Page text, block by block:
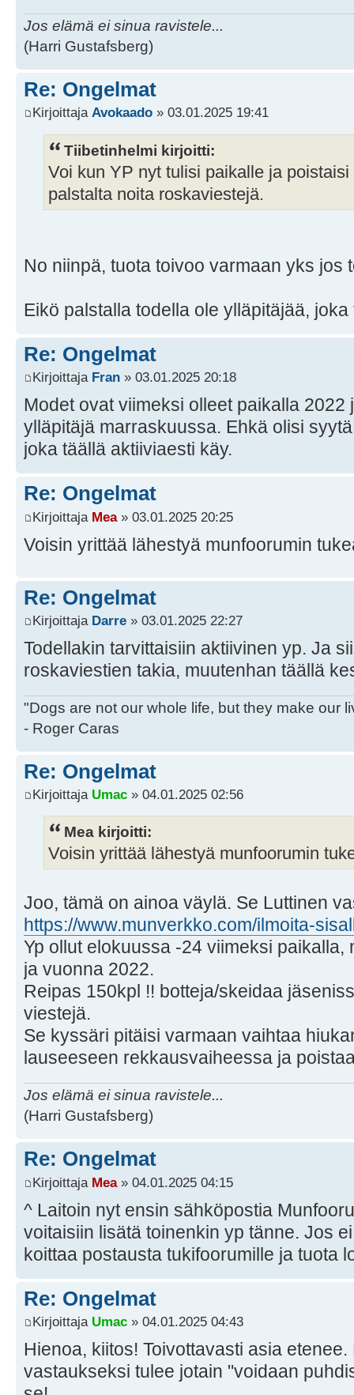
Jos elämä ei sinua ravistele...
(Harri Gustafsberg)
Re: Ongelmat
Kirjoittaja Avokaado » 03.01.2025 19:41
Tiibetinhelmi kirjoitti:
Voi kun YP nyt tulisi paikalle ja
palstalta noita roskaviestejä.
No niinpä, tuota toivoo varmaan yks jos
Eikö palstalla todella ole ylläpitäjää,
Re: Ongelmat
Kirjoittaja Fran » 03.01.2025 20:18
Modet ovat viimeksi olleet paikalla
ylläpitäjä marraskuussa. Ehkä olisi
joka täällä aktiiviaesti käy.
Re: Ongelmat
Kirjoittaja Mea» 03.01.2025 20:25
Voisin yrittää lähestyä munfoorumin
Re: Ongelmat
Kirjoittaja Darre » 03.01.2025 22:27
Todellakin tarvittaisiin aktiivinen yp. Ja
roskaviestien takia, muutenhan täällä
"Dogs are not our whole life, but they make our
- Roger Caras
Re: Ongelmat
Kirjoittaja Umac » 04.01.2025 02:56
Mea kirjoitti:
Voisin yrittää lähestyä munfoorumin
Joo, tämä on ainoa väylä. Se Luttinen
https://www.munverkko.com/ilmoita-
Yp ollut elokuussa -24 viimeksi
ja vuonna 2022.
Reipas 150kpl !! botteja/skeidaa
viestejä.
Se kyssäri pitäisi varmaan vaihtaa
lauseeseen rekkausvaiheessa ja
Jos elämä ei sinua ravistele...
(Harri Gustafsberg)
Re: Ongelmat
Kirjoittaja Mea» 04.01.2025 04:15
^ Laitoin nyt ensin sähköpostia
voitaisiin lisätä toinenkin yp tänne. Jos
koittaa postausta tukifoorumille ja tuota
Re: Ongelmat
Kirjoittaja Umac » 04.01.2025 04:43
Hienoa, kiitos! Toivottavasti asia
vastaukseksi tulee jotain "voidaan